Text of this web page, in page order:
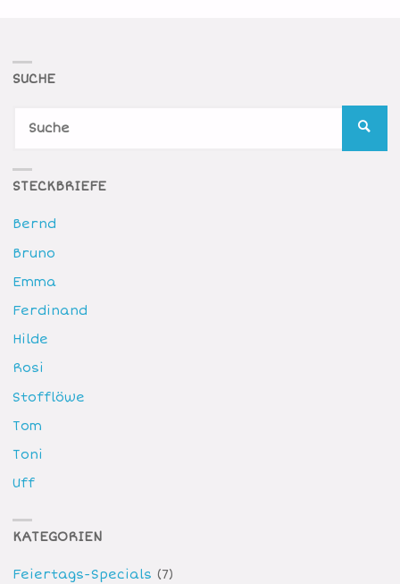
SUCHE
SUCHE
STECKBRIEFE
Bernd
Bruno
Emma
Ferdinand
Hilde
Rosi
Stofflöwe
Tom
Toni
Uff
KATEGORIEN
Feiertags-Specials (7)